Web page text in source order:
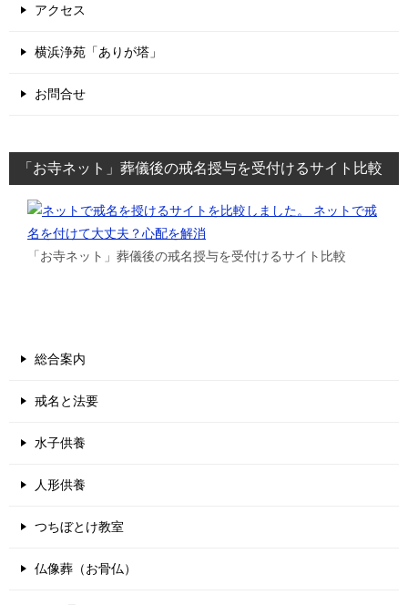
アクセス
横浜浄苑「ありが塔」
お問合せ
「お寺ネット」葬儀後の戒名授与を受付けるサイト比較
「お寺ネット」葬儀後の戒名授与を受付けるサイト比較
総合案内
戒名と法要
水子供養
人形供養
つちぼとけ教室
仏像葬（お骨仏）